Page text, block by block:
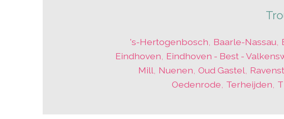
's-Hertogenbosch Baarle-Nassau
Eindhoven Eindhoven - Best -
Mill Nuenen Oud Gastel
Oedenrode Terheijden